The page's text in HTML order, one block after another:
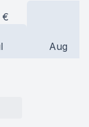
€
Aug